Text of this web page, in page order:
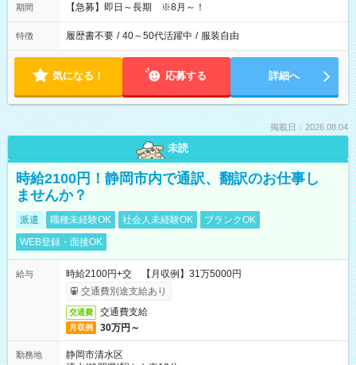
期間 【急募】即日～長期 ※8月～！
特徴 履歴書不要 / 40～50代活躍中 / 服装自由
気になる！ 応募する 詳細へ
掲載日：2026.08.04
未読
時給2100円！静岡市内で通訳、翻訳のお仕事し
ませんか？
派遣 職種未経験OK 社会人未経験OK
ブランクOK
WEB登録・面接OK
給与
時給2100円+交 【月収例】31万5000円
交通費別途支給あり
交通費 交通費支給
月収例 30万円～
勤務地
静岡市清水区